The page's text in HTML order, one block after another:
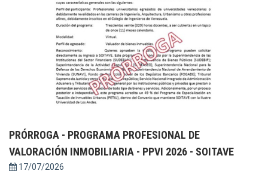
PRÓRROGA - PROGRAMA PROFESIONAL DE
VALORACIÓN INMOBILIARIA - PPVI 2026 - SOITAVE
17/07/2026